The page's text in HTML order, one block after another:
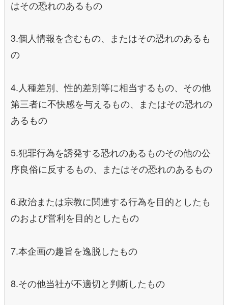
はその恐れのあるもの
3.個人情報を含むもの、またはその恐れのあるも
の
4.人種差別、性的差別等に相当するもの、その他
第三者に不快感を与えるもの、またはその恐れの
あるもの
5.犯罪行為を誘発する恐れのあるものその他の公
序良俗に反するもの、またはその恐れのあるもの
6.政治または宗教に関連する行為を目的としたも
のおよび営利を目的としたもの
7.本企画の趣旨を逸脱したもの
8.その他当社が不適切と判断したもの